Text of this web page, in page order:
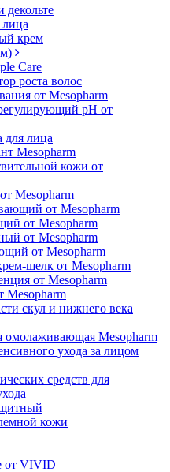
крем
Care
роста волос
от Mesopharm
рН от
для лица
Mesopharm
кожи от
Mesopharm
от Mesopharm
от Mesopharm
от Mesopharm
от Mesopharm
шелк от Mesopharm
от Mesopharm
Mesopharm
скул и нижнего века
омолаживающая Mesopharm
ухода за лицом
средств для
кожи
от VIVID